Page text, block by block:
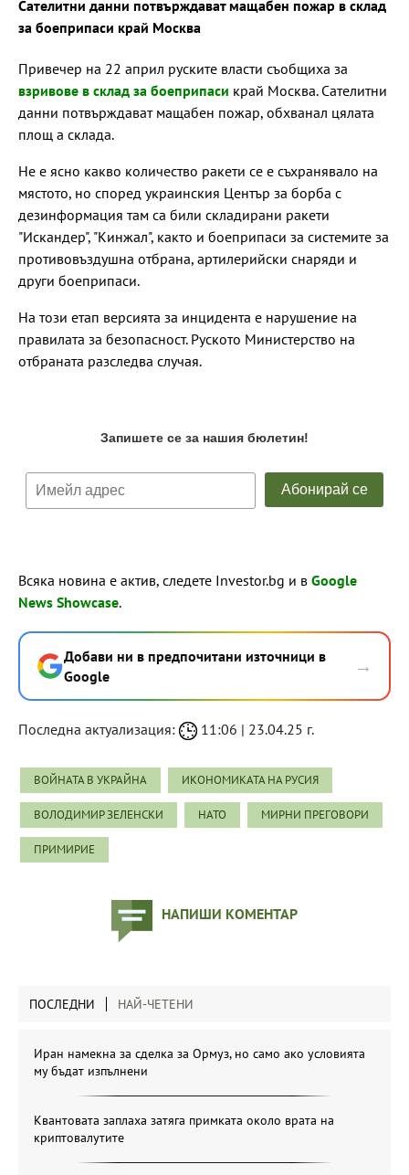
Сателитни данни потвърждават мащабен пожар в склад
за боеприпаси край Москва
Привечер на 22 април руските власти съобщиха за
взривове в склад за боеприпаси край Москва. Сателитни
данни потвърждават мащабен пожар, обхванал цялата
площ а склада.
Не е ясно какво количество ракети се е съхранявало на
мястото, но според украинския Център за борба с
дезинформация там са били складирани ракети
"Искандер", "Кинжал", както и боеприпаси за системите за
противовъздушна отбрана, артилерийски снаряди и
други боеприпаси.
На този етап версията за инцидента е нарушение на
правилата за безопасност. Руското Министерство на
отбраната разследва случая.
Всяка новина е актив, следете Investor.bg и в Google
News Showcase.
Добави ни в предпочитани източници в
Google
→
Последна актуализация: 11:06 | 23.04.25 г.
ВОЙНАТА В УКРАЙНА ИКОНОМИКАТА НА РУСИЯ
ВОЛОДИМИР ЗЕЛЕНСКИ НАТО МИРНИ ПРЕГОВОРИ
ПРИМИРИЕ
НАПИШИ КОМЕНТАР
ПОСЛЕДНИ НАЙ-ЧЕТЕНИ
Иран намекна за сделка за Ормуз, но само ако условията
му бъдат изпълнени
Квантовата заплаха затяга примката около врата на
криптовалутите